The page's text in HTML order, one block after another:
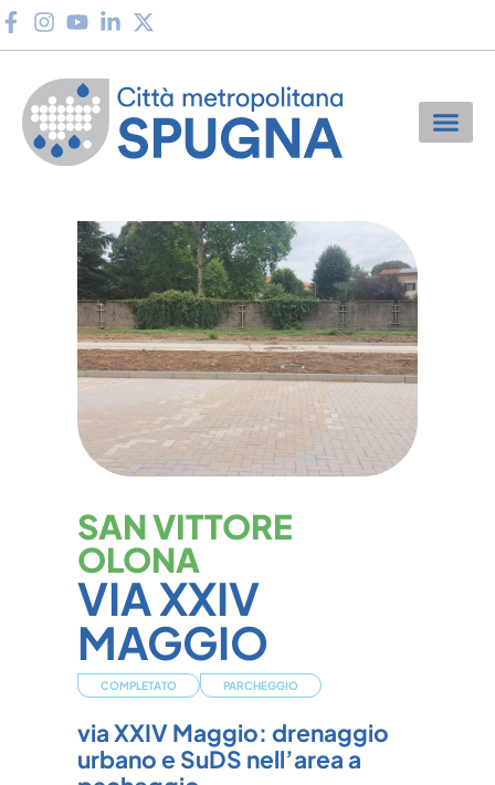
SAN VITTORE
OLONA
VIA XXIV
MAGGIO
COMPLETATO PARCHEGGIO
via XXIV Maggio: drenaggio
urbano e SuDS nell’area a